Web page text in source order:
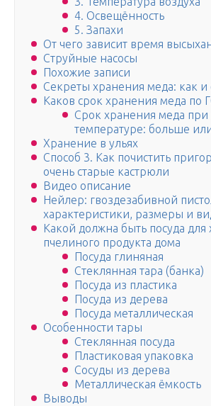
4. Освещённость
5. Запахи
От чего зависит время
Струйные насосы
Похожие записи
Секреты хранения меда: как и
Каков срок хранения меда по
Срок хранения меда
температуре: больше
Хранение в ульях
Способ 3. Как почистить
очень старые кастрюли
Видео описание
Нейлер: гвоздезабивной
характеристики, размеры и
Какой должна быть посуда для
пчелиного продукта дома
Посуда глиняная
Стеклянная тара (банка)
Посуда из пластика
Посуда из дерева
Посуда металлическая
Особенности тары
Стеклянная посуда
Пластиковая упаковка
Сосуды из дерева
Металлическая ёмкость
Выводы